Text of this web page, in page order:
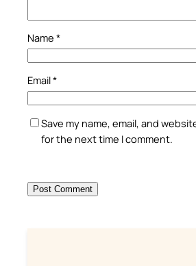
Name *
Email*
Save my name, email, and
for the next time I comment.